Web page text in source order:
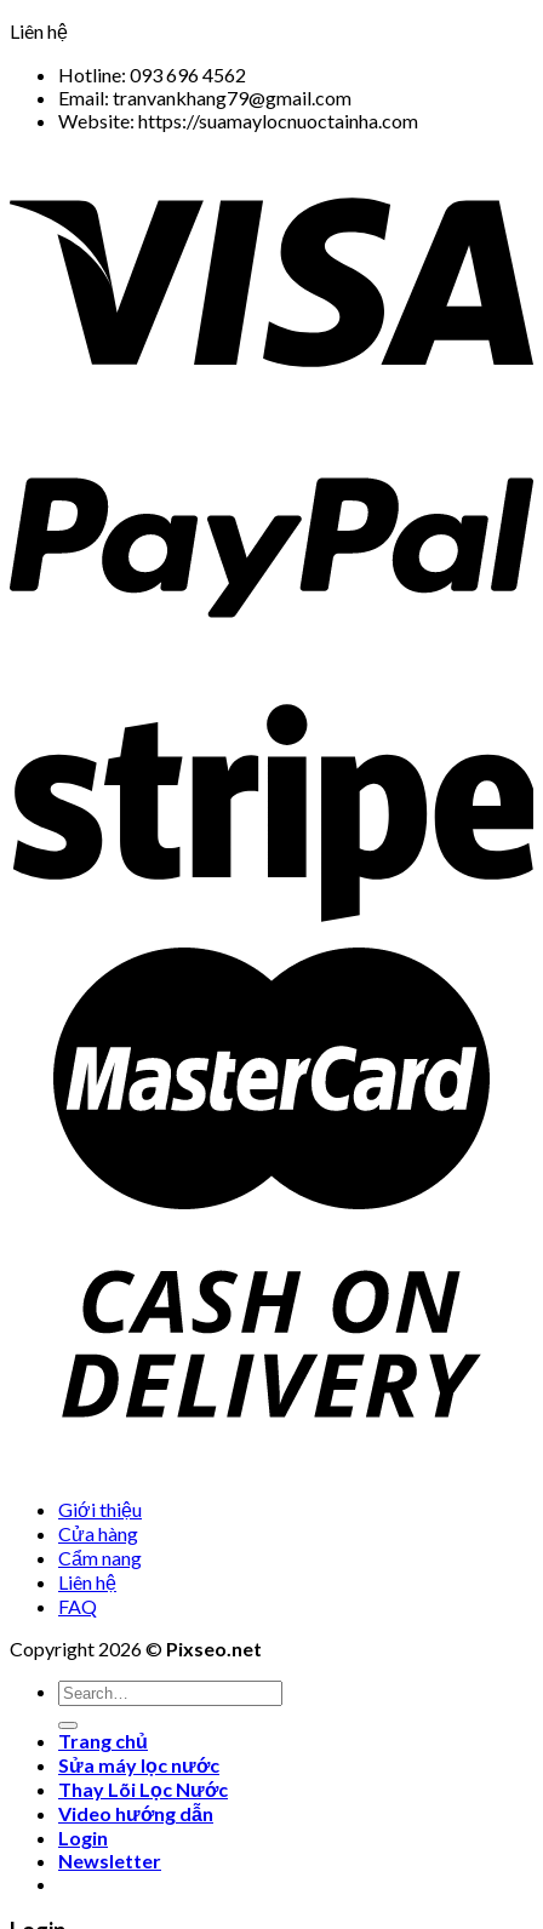
Liên hệ
Hotline: 093 696 4562
Email: tranvankhang79@gmail.com
Website: https://suamaylocnuoctainha.com
Giới thiệu
Cửa hàng
Cẩm nang
Liên hệ
FAQ
Copyright 2026 © Pixseo.net
Search
for:
Trang chủ
Sửa máy lọc nước
Thay Lõi Lọc Nước
Video hướng dẫn
Login
Newsletter